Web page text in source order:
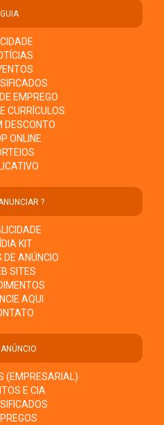
GUIA
EMPREGO
CURRÍCULOS
DESCONTO
ONLINE
?
KIT
DE ANÚNCIO
SITES
AQUI
(EMPRESARIAL)
E CIA